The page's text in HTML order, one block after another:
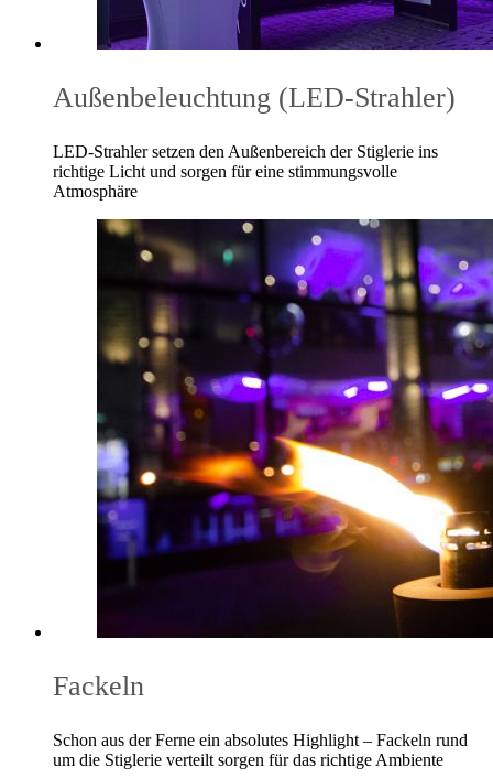
Außenbeleuchtung (LED-Strahler)
LED-Strahler setzen den Außenbereich der Stiglerie ins
richtige Licht und sorgen für eine stimmungsvolle
Atmosphäre
Fackeln
Schon aus der Ferne ein absolutes Highlight – Fackeln rund
um die Stiglerie verteilt sorgen für das richtige Ambiente